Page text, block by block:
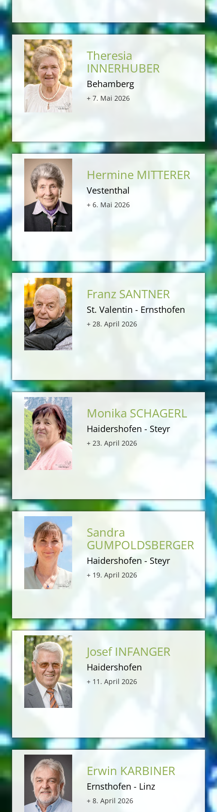
Theresia
INNERHUBER
Behamberg
+ 7. Mai 2026
Hermine MITTERER
Vestenthal
+ 6. Mai 2026
Franz SANTNER
St. Valentin - Ernsthofen
+ 28. April 2026
Monika SCHAGERL
Haidershofen - Steyr
+ 23. April 2026
Sandra
GUMPOLDSBERGER
Haidershofen - Steyr
+ 19. April 2026
Josef INFANGER
Haidershofen
+ 11. April 2026
Erwin KARBINER
Ernsthofen - Linz
+ 8. April 2026